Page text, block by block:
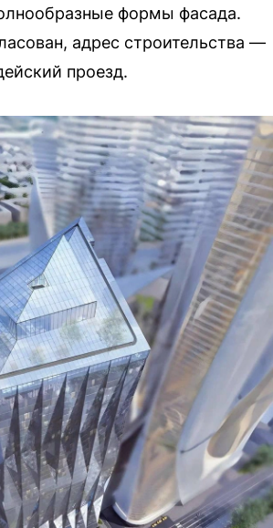
формы фасада.
адрес строительства —
проезд.